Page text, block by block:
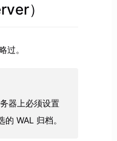
）
过。
器上必须设置
的 WAL 归档。